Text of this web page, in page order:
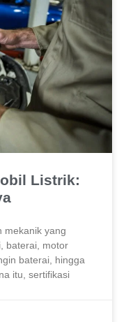
Listrik:
mekanik yang
baterai, motor
baterai, hingga
itu, sertifikasi